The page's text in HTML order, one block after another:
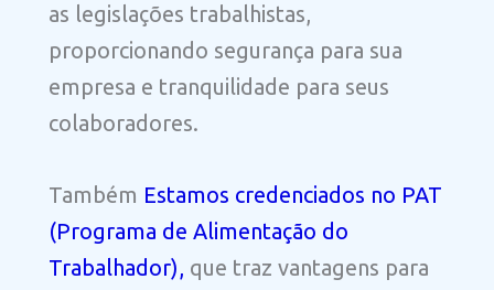
as legislações trabalhistas,
proporcionando segurança para sua
empresa e tranquilidade para seus
colaboradores.
Também Estamos credenciados no PAT
(Programa de Alimentação do
Trabalhador), que traz vantagens para